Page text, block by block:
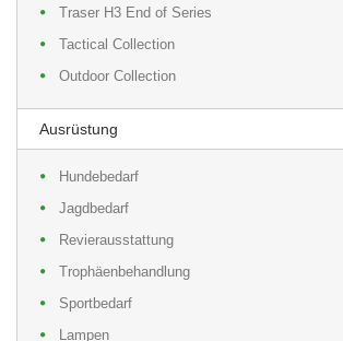
Traser H3 End of Series
Tactical Collection
Outdoor Collection
Ausrüstung
Hundebedarf
Jagdbedarf
Revierausstattung
Trophäenbehandlung
Sportbedarf
Lampen